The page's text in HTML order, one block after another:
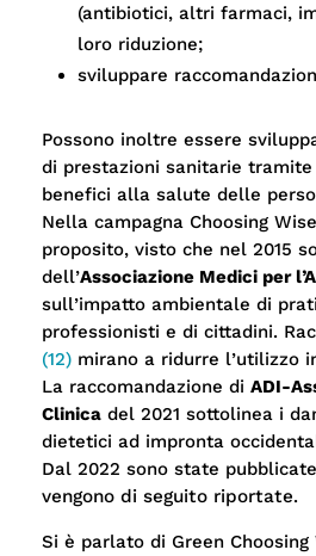
(antibiotici, altri farmaci,
loro riduzione;
sviluppare
Possono inoltre essere
di prestazioni sanitarie
benefici alla salute delle
Nella campagna Choosing
proposito, visto che nel 2015
dell’Associazione Medici per
sull’impatto ambientale di
professionisti e di cittadini.
(12) mirano a ridurre l’utilizzo
La raccomandazione di ADI-
Clinica del 2021 sottolinea i
dietetici ad impronta
Dal 2022 sono state
vengono di seguito riportate.
Si è parlato di Green